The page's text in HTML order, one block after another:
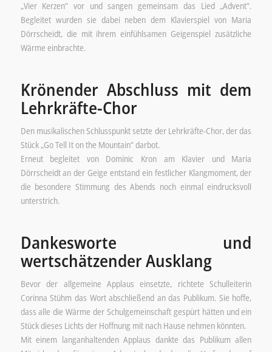
„Vier Kerzen“ vor und sangen gemeinsam das Lied „Advent“.
Begleitet wurden sie dabei neben dem Klavierspiel von Maria
Dörrscheidt, die mit ihrem einfühlsamen Geigenspiel zusätzliche
Wärme einbrachte.
Krönender Abschluss mit dem
Lehrkräfte-Chor
Den musikalischen Schlusspunkt setzte der Lehrkräfte-Chor, der das
Stück „Go Tell It on the Mountain“ darbot.
Erneut begleitet von Dominic Kron am Klavier und Maria
Dörrscheidt an der Geige entstand ein festlicher Klangmoment, der
die besondere Stimmung des Abends noch einmal eindrucksvoll
unterstrich.
Dankesworte und
wertschätzender Ausklang
Bevor der allgemeine Applaus einsetzte, richtete Schulleiterin
Corinna Stühm das Wort abschließend an das Publikum. Sie hoffe,
dass alle die Wärme der Schulgemeinschaft gespürt hätten und ein
Stück dieses Lichts der Hoffnung mit nach Hause nehmen könnten.
Mit einem langanhaltenden Applaus dankte das Publikum allen